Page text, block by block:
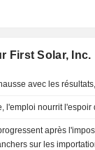
First Solar, Inc.
avec les
l'emploi nourrit
après
sur les